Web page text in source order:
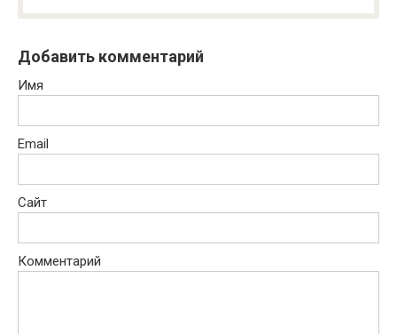
Добавить комментарий
Имя
Email
Сайт
Комментарий